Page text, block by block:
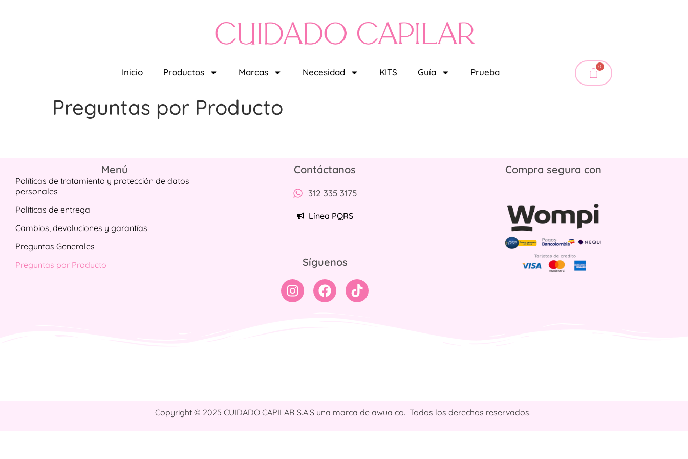
Inicio Productos Marcas Necesidad KITS Guía Prueba
0
Preguntas por Producto
Menú
Políticas de tratamiento y protección de datos
personales
Políticas de entrega
Cambios, devoluciones y garantías
Preguntas Generales
Preguntas por Producto
Contáctanos
312 335 3175
Línea PQRS
Síguenos
Compra segura con
Copyright © 2025 CUIDADO CAPILAR S.A.S una marca de awua co. Todos los derechos reservados.